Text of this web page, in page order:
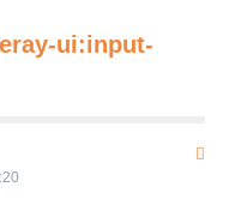
ui:input-